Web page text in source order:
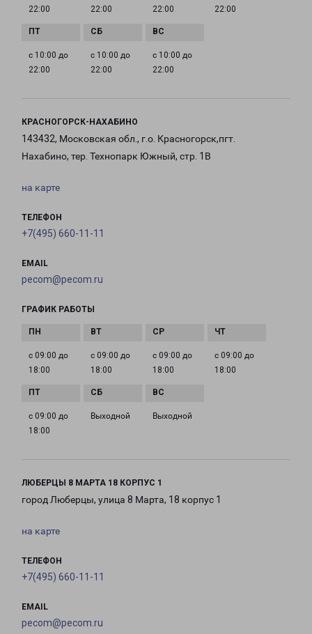
22:00
22:00
22:00
22:00
с 10:00 до
22:00
с 10:00 до
22:00
с 10:00 до
22:00
КРАСНОГОРСК-НАХАБИНО
143432, Московская обл., г.о. Красногорск,пгт.
Нахабино, тер. Технопарк Южный, стр. 1В
на карте
ТЕЛЕФОН
+7(495) 660-11-11
EMAIL
pecom@pecom.ru
ГРАФИК РАБОТЫ
с 09:00 до
18:00
с 09:00 до
18:00
с 09:00 до
18:00
с 09:00 до
18:00
с 09:00 до
18:00
Выходной Выходной
ЛЮБЕРЦЫ 8 МАРТА 18 КОРПУС 1
город Люберцы, улица 8 Марта, 18 корпус 1
на карте
ТЕЛЕФОН
+7(495) 660-11-11
EMAIL
pecom@pecom.ru